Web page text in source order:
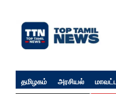
தமிழகம் அரசியல்